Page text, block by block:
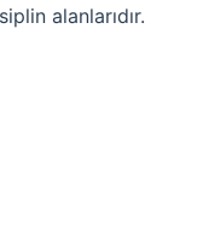
alanlarıdır.